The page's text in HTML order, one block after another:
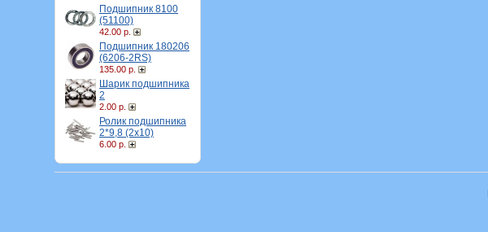
Подшипник 8100
(51100)
42.00 р.
Подшипник 180206
(6206-2RS)
135.00 р.
Шарик подшипника
2
2.00 р.
Ролик подшипника
2*9,8 (2х10)
6.00 р.